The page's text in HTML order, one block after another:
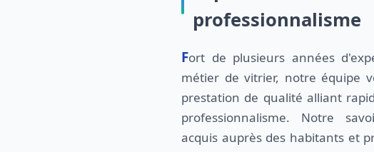
professionnalisme
Fort de plusieurs années d'expérience dans le
métier de vitrier, notre équipe
prestation de qualité alliant
professionnalisme. Notre
acquis auprès des habitants et
Frontignan, nous permet de répondre à toutes